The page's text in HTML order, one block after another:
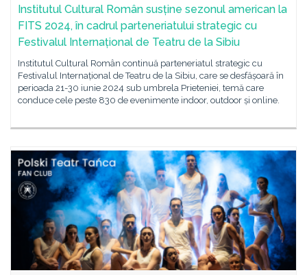
Institutul Cultural Român susține sezonul american la
FITS 2024, în cadrul parteneriatului strategic cu
Festivalul Internațional de Teatru de la Sibiu
Institutul Cultural Român continuă parteneriatul strategic cu
Festivalul Internațional de Teatru de la Sibiu, care se desfășoară în
perioada 21-30 iunie 2024 sub umbrela Prieteniei, temă care
conduce cele peste 830 de evenimente indoor, outdoor și online.